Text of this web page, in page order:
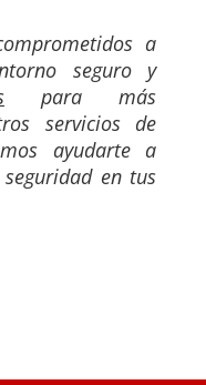
a
seguro y
para más
servicios de
ayudarte a
en tus